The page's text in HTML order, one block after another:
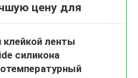
цену для
ленты
силикона